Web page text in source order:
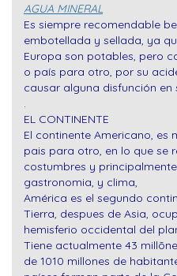
AGUA MINERAL
Es siempre recomendable
embotellada y sellada, ya
Europa son potables, pero
o país para otro, por su
causar alguna disfunción en
.
EL CONTINENTE
El continente Americano, es
pais para otro, en lo que se
costumbres y
gastronomia, y clima,
América es el segundo
Tierra, despues de Asia,
hemisferio occidental del
Tiene actualmente 43
de 1010 millones de